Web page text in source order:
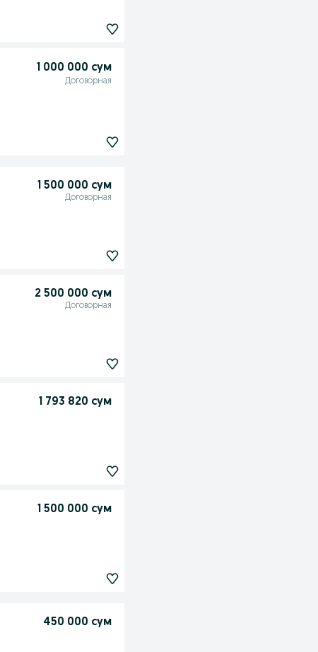
1 000 000 сум
Договорная
1 500 000 сум
Договорная
2 500 000 сум
Договорная
1 793 820 сум
1 500 000 сум
450 000 сум